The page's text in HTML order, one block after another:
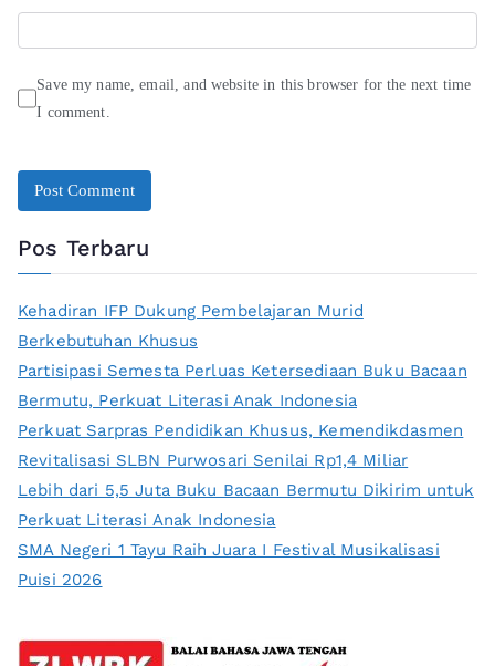
Save my name, email, and website in this browser for the next time
I comment.
Pos Terbaru
Kehadiran IFP Dukung Pembelajaran Murid
Berkebutuhan Khusus
Partisipasi Semesta Perluas Ketersediaan Buku Bacaan
Bermutu, Perkuat Literasi Anak Indonesia
Perkuat Sarpras Pendidikan Khusus, Kemendikdasmen
Revitalisasi SLBN Purwosari Senilai Rp1,4 Miliar
Lebih dari 5,5 Juta Buku Bacaan Bermutu Dikirim untuk
Perkuat Literasi Anak Indonesia
SMA Negeri 1 Tayu Raih Juara I Festival Musikalisasi
Puisi 2026